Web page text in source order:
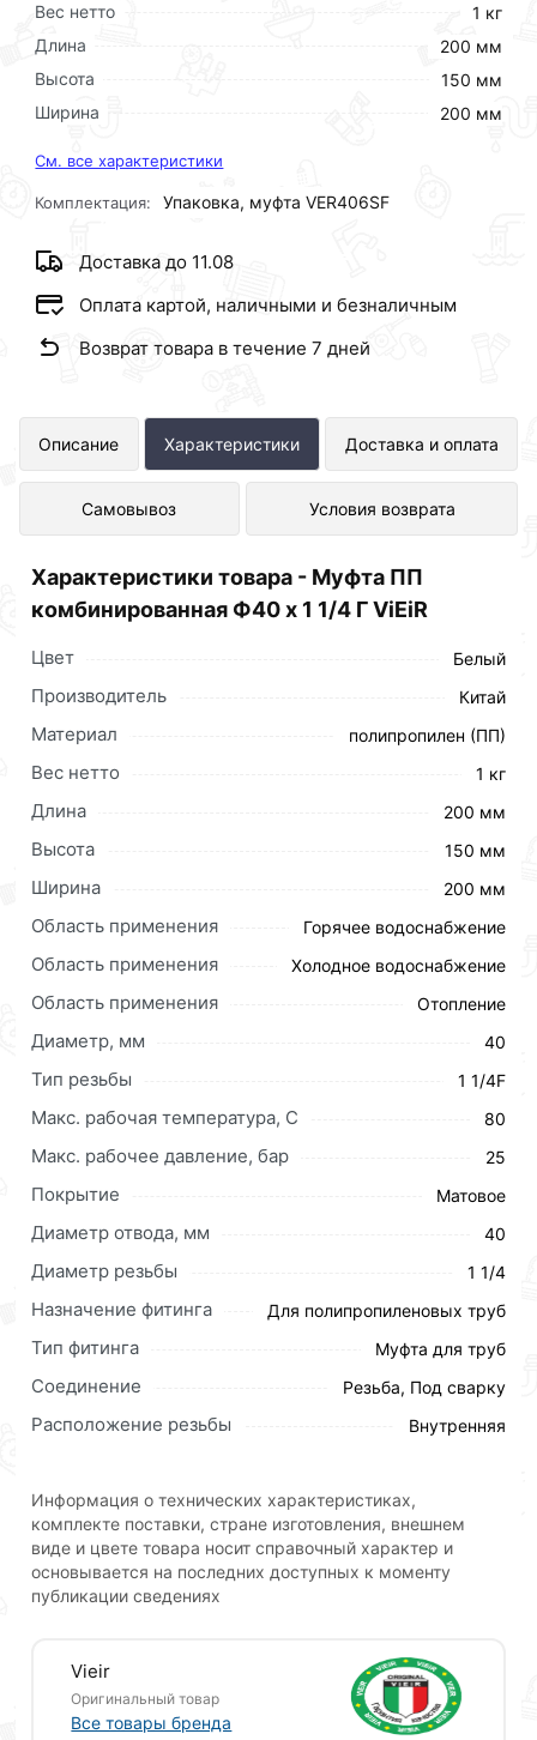
Вес нетто
1 кг
Длина
200 мм
Высота
150 мм
Ширина
200 мм
См. все характеристики
Комплектация: Упаковка, муфта VER406SF
Доставка до 11.08
Оплата картой, наличными и безналичным
Возврат товара в течение 7 дней
Описание Характеристики Доставка и оплата
Самовывоз Условия возврата
Муфта ПП комбинированная Ф40 х 1
1/4 Г ViEiR представлен в интернет-
магазине Сантехника по отличной
Для приобретения данной позиции, кликните
мышкой«Добавить в корзину»
или нажмите на
кнопку«Быстрый заказ»
. Также можете оформить
Условия доставки и цены на товар Муфта ПП
в Москве и области.
Наши профессиональные менеджеры обработают
заказ и свяжутся с Вами для согласования условий
описанием, характеристиками и отзывами.
Данний товар от производителясертифицирован,
соответствует всем стандартам качества. Возврат
купленного товарa в течение 30 дней (наличие чека
Характеристики товара - Муфта ПП
комбинированная Ф40 х 1 1/4 Г ViEiR
Цвет Белый
Производитель Китай
Материал полипропилен (ПП)
Вес нетто 1 кг
Длина 200 мм
Высота 150 мм
Ширина 200 мм
Область применения Горячее водоснабжение
Область применения Холодное водоснабжение
Область применения Отопление
Диаметр, мм 40
Тип резьбы 1 1/4F
Макс. рабочая температура, C 80
Макс. рабочее давление, бар 25
Покрытие Матовое
Диаметр отвода, мм 40
Диаметр резьбы 1 1/4
Назначение фитинга Для полипропиленовых труб
Тип фитинга Муфта для труб
Соединение Резьба, Под сварку
Расположение резьбы Внутренняя
Информация о технических характеристиках,
комплекте поставки, стране изготовления, внешнем
виде и цвете товара носит справочный характер и
основывается на последних доступных к моменту
публикации сведениях
Vieir
Оригинальный товар
Все товары бренда